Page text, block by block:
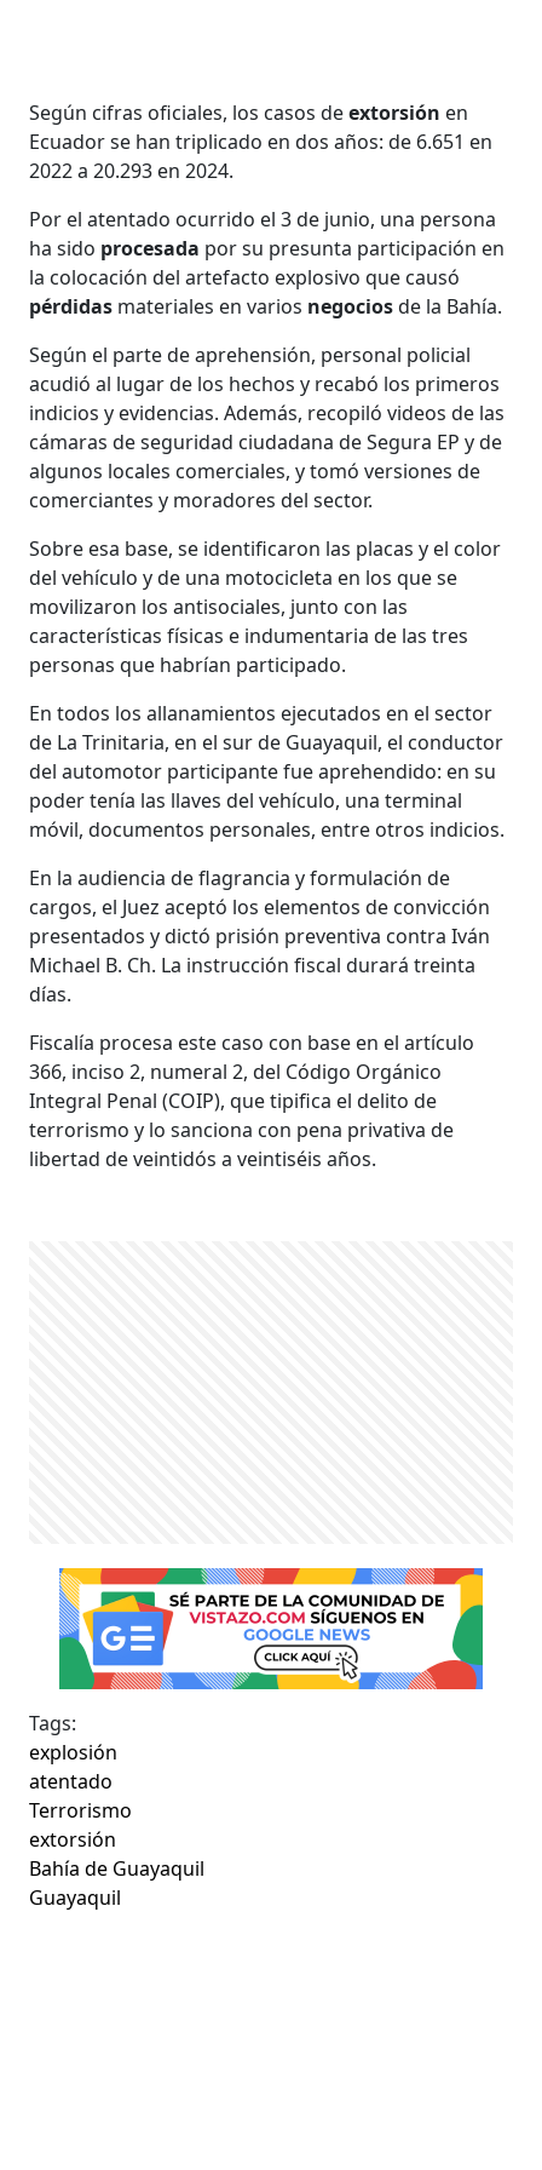
Según cifras oficiales, los casos deextorsión en
Ecuador se han triplicado en dos años: de 6.651 en
2022 a 20.293 en 2024.
Por el atentado ocurrido el 3 de junio, una persona
ha sido procesada por su presunta participación en
la colocación del artefacto explosivo que causó
pérdidas materiales en varios negociosde la Bahía.
Según el parte de aprehensión, personal policial
acudió al lugar de los hechos y recabó los primeros
indicios y evidencias. Además, recopiló videos de las
cámaras de seguridad ciudadana de Segura EP y de
algunos locales comerciales, y tomó versiones de
comerciantes y moradores del sector.
Sobre esa base, se identificaron las placas y el color
del vehículo y de una motocicleta en los que se
movilizaron los antisociales, junto con las
características físicas e indumentaria de las tres
personas que habrían participado.
En todos los allanamientos ejecutados en el sector
de La Trinitaria, en el sur de Guayaquil, el conductor
del automotor participante fue aprehendido: en su
poder tenía las llaves del vehículo, una terminal
móvil, documentos personales, entre otros indicios.
En la audiencia de flagrancia y formulación de
cargos, el Juez aceptó los elementos de convicción
presentados y dictó prisión preventiva contra Iván
Michael B. Ch. La instrucción fiscal durará treinta
días.
Fiscalía procesa este caso con base en el artículo
366, inciso 2, numeral 2, del Código Orgánico
Integral Penal (COIP), que tipifica el delito de
terrorismo y lo sanciona con pena privativa de
libertad de veintidós a veintiséis años.
Tags:
explosión
atentado
Terrorismo
extorsión
Bahía de Guayaquil
Guayaquil